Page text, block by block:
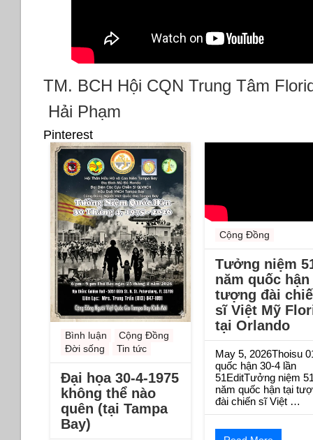
TM. BCH Hội CQN Trung Tâm
Hải Phạm
Pinterest
Bình luận
Cộng Đồng
Đời sống
Tin tức
Đại họa 30-4-1975
không thể nào
quên (tại Tampa
Bay)
Cộng Đồng
Tưởng niệm
năm quốc
tượng đài
sĩ Việt Mỹ
tại Orlando
May 5, 2026Thoisu
quốc hận 30-4 lần
51EditTưởng niệm
năm quốc hận tại
đài chiến sĩ Việt …